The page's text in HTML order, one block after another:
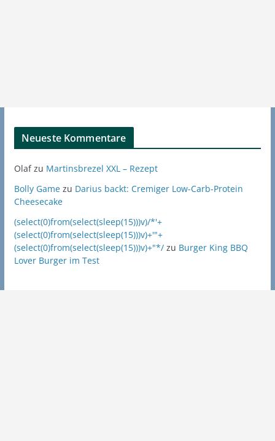
Neueste Kommentare
Olafzu Martinsbrezel XXL – Rezept
Bolly Gamezu Darius backt: Cremiger Low-Carb-Protein
Cheesecake
(select(0)from(select(sleep(15)))v)/*'+
(select(0)from(select(sleep(15)))v)+'"+
(select(0)from(select(sleep(15)))v)+"*/zu Burger King BBQ
Lover Burger im Test